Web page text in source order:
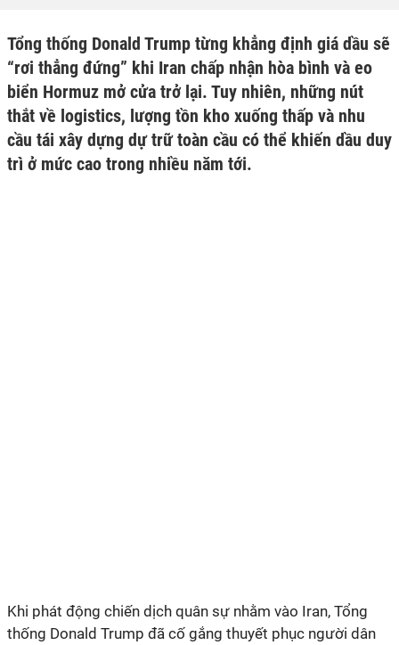
Tổng thống Donald Trump từng khẳng định giá dầu sẽ
“rơi thẳng đứng” khi Iran chấp nhận hòa bình và eo
biển Hormuz mở cửa trở lại. Tuy nhiên, những nút
thắt về logistics, lượng tồn kho xuống thấp và nhu
cầu tái xây dựng dự trữ toàn cầu có thể khiến dầu duy
trì ở mức cao trong nhiều năm tới.
Khi phát động chiến dịch quân sự nhằm vào Iran, Tổng
thống Donald Trump đã cố gắng thuyết phục người dân